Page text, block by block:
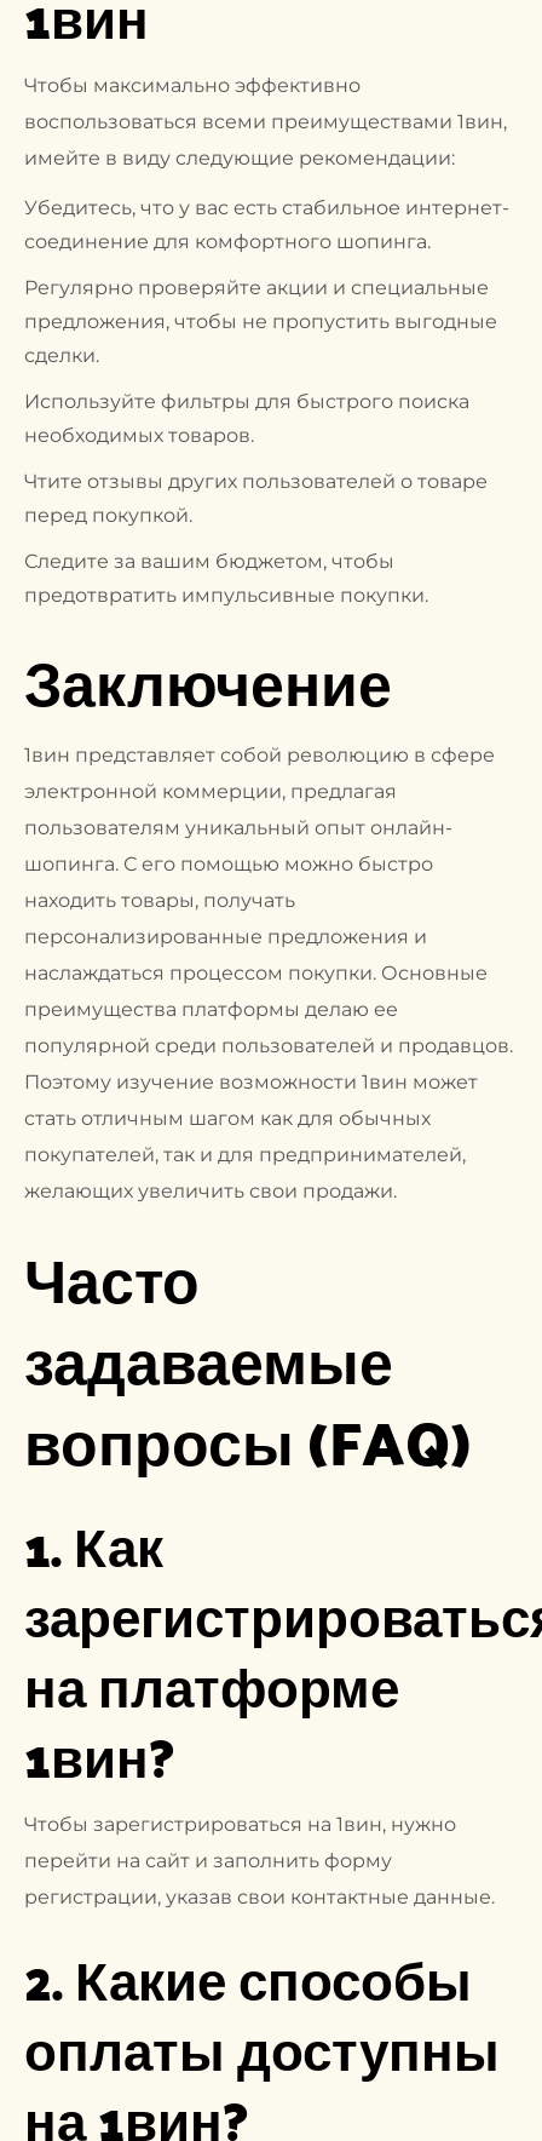
Чтобы максимально эффективно
воспользоваться всеми преимуществами 1вин,
имейте в виду следующие рекомендации:
Убедитесь, что у вас есть стабильное интернет-
соединение для комфортного шопинга.
Регулярно проверяйте акции и специальные
предложения, чтобы не пропустить выгодные
сделки.
Используйте фильтры для быстрого поиска
необходимых товаров.
Чтите отзывы других пользователей о товаре
перед покупкой.
Следите за вашим бюджетом, чтобы
предотвратить импульсивные покупки.
Заключение
1вин представляет собой революцию в сфере
электронной коммерции, предлагая
пользователям уникальный опыт онлайн-
шопинга. С его помощью можно быстро
находить товары, получать
персонализированные предложения и
наслаждаться процессом покупки. Основные
преимущества платформы делаю ее
популярной среди пользователей и продавцов.
Поэтому изучение возможности 1вин может
стать отличным шагом как для обычных
покупателей, так и для предпринимателей,
желающих увеличить свои продажи.
Часто
задаваемые
вопросы (FAQ)
1. Как
на платформе
1вин?
Чтобы зарегистрироваться на 1вин, нужно
перейти на сайт и заполнить форму
регистрации, указав свои контактные данные.
2. Какие способы
оплаты доступны
на 1вин?